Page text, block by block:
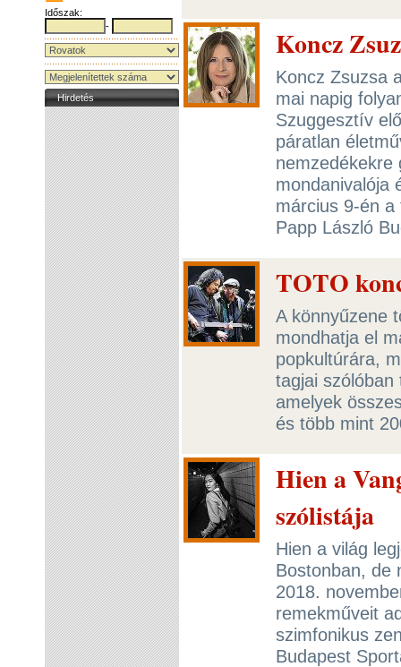
Időszak:
-
Hirdetés
Koncz
Koncz Zsuzsa
mai napig
Szuggesztív
páratlan
nemzedékekre
mondanivalója
március 9-én
Papp László
TOTO
A könnyűzene
mondhatja el
popkultúrára,
tagjai
amelyek
és több mint
Hien a
szólistája
Hien a világ
Bostonban, de
2018.
remekműveit
szimfonikus
Budapest